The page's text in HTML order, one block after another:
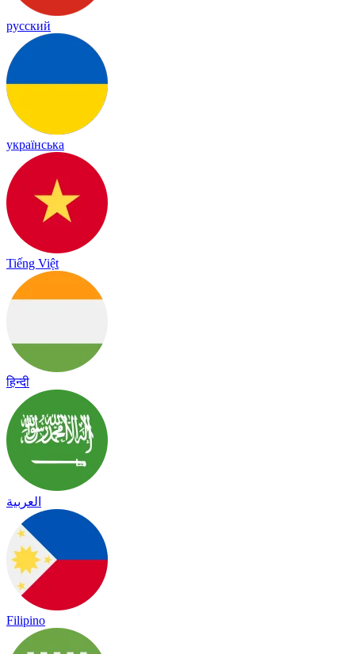
русский
українська
Tiếng Việt
हिन्दी
العربية
Filipino